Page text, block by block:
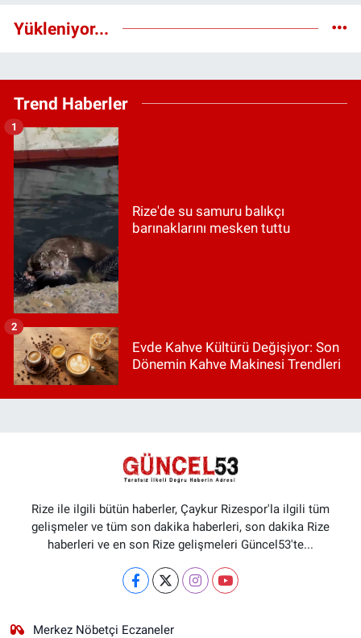
Yükleniyor...
Trend Haberler
Rize'de su samuru balıkçı
barınaklarını mesken tuttu
1
Evde Kahve Kültürü Değişiyor: Son
Dönemin Kahve Makinesi Trendleri
2
Rize ile ilgili bütün haberler, Çaykur Rizespor'la ilgili tüm
gelişmeler ve tüm son dakika haberleri, son dakika Rize
haberleri ve en son Rize gelişmeleri Güncel53'te...
Merkez Nöbetçi Eczaneler